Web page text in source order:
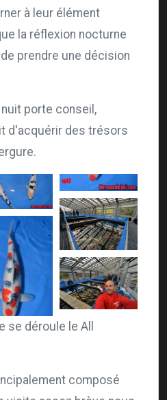
à leur élément
la réflexion nocturne
prendre une décision
nuit porte conseil,
d'acquérir des trésors
se déroule le All
composé